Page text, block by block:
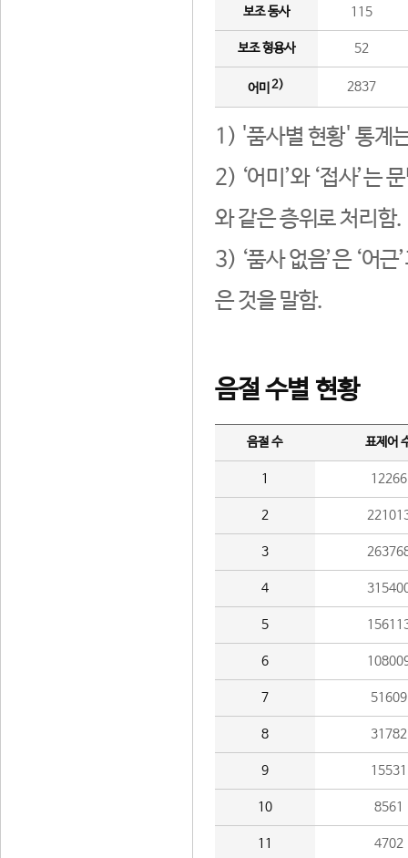
보조 동사 115
보조 형용사 52
어미 2) 2837
1) '품사별 현황' 통계
2) ‘어미’와 ‘접사’는
와 같은 층위로 처리함.
3) ‘품사 없음’은 ‘어
은 것을 말함.
음절 수별 현황
음절 수 표제어
1 12266
2
3
4
5
6
7 51609
8 31782
9 15531
10 8561
11 4702